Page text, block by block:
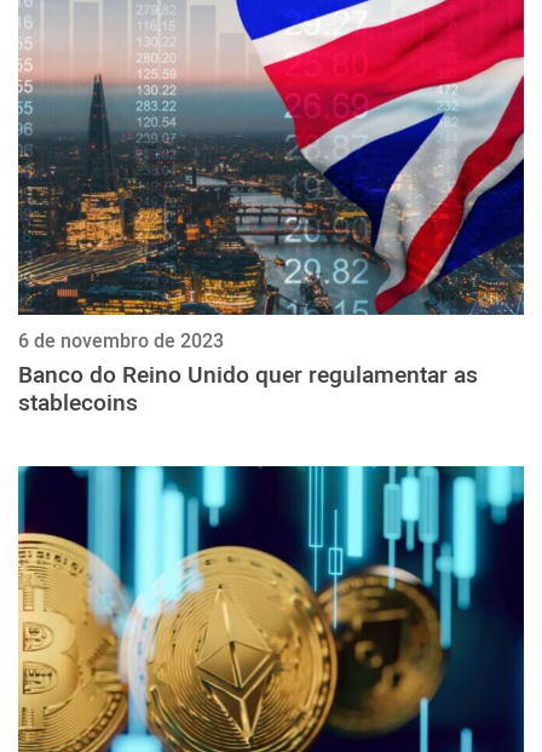
6 de novembro de 2023
Banco do Reino Unido quer regulamentar as
stablecoins